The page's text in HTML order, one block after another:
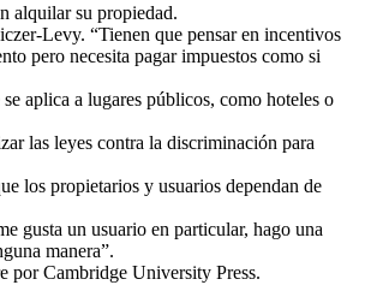
alquilar su propiedad.
Levy. “Tienen que pensar en incentivos
pero necesita pagar impuestos como si
aplica a lugares públicos, como hoteles o
las leyes contra la discriminación para
los propietarios y usuarios dependan de
gusta un usuario en particular, hago una
manera”.
por Cambridge University Press.